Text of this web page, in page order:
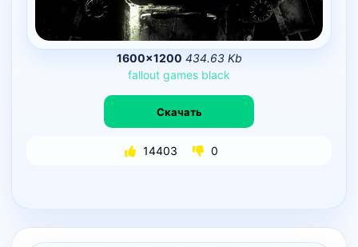
1600×1200 434.63 Kb
fallout games black
Скачать
14403 0